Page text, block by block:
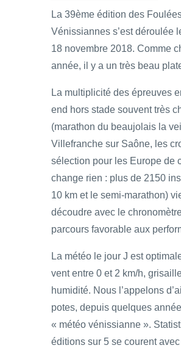
La 39ème édition des
Vénissiannes s’est déroulée
18 novembre 2018. Comme
année, il y a un très beau
La multiplicité des épreuves
end hors stade souvent très
(marathon du beaujolais la
Villefranche sur Saône, les
sélection pour les Europe de
change rien : plus de 2150
10 km et le semi-marathon)
découdre avec le
parcours favorable aux
La météo le jour J est
vent entre 0 et 2 km/h,
humidité. Nous l’appelons
potes, depuis quelques
« météo vénissianne ».
éditions sur 5 se courent